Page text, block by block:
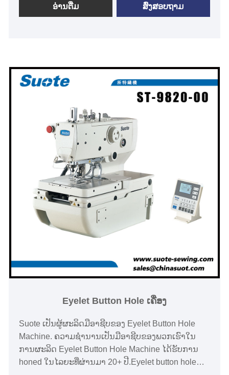
ST-9820-01 · ເພີ່ມປະສິດທິພາບການຜະລິດດ້ວຍຄວາມໄວ
ສູງສຸດ 2,500 sti / ນາທີ · stitches ລະອຽດທີ່ມີຈຸດ stitch
ອ່ານ​ຕື່ມ ສົ່ງສອບຖາມ
Eyelet Button Hole ເຄື່ອງ
Suote ເປັນຜູ້ຜະລິດມືອາຊີບຂອງ Eyelet Button Hole
Machine. ຄວາມຊໍານານເປັນມືອາຊີບຂອງພວກເຮົາໃນ
ການຜະລິດ Eyelet Button Hole Machine ໄດ້ຮັບການ
honed ໃນໄລຍະທີ່ຜ່ານມາ 20+ ປີ.Eyelet button hole